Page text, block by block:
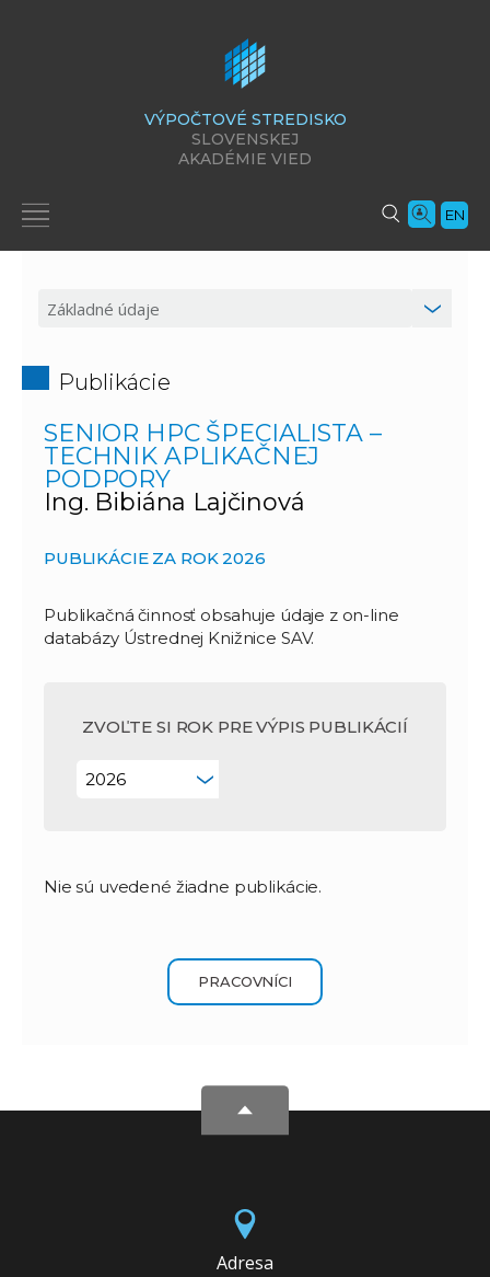
VÝPOČTOVÉ STREDISKO
SLOVENSKEJ
AKADÉMIE VIED
EN
Publikácie
SENIOR HPC ŠPECIALISTA –
TECHNIK APLIKAČNEJ
PODPORY
Ing. Bibiána Lajčinová
PUBLIKÁCIE ZA ROK 2026
Publikačná činnosť obsahuje údaje z on-line
databázy Ústrednej Knižnice SAV.
ZVOĽTE SI ROK PRE VÝPIS PUBLIKÁCIÍ
Nie sú uvedené žiadne publikácie.
PRACOVNÍCI
Adresa